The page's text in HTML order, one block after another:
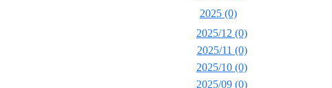
2025 (0)
2025/12 (0)
2025/11 (0)
2025/10 (0)
2025/09 (0)